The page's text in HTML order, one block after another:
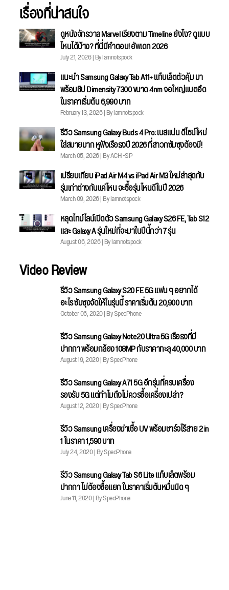
เรื่องที่น่าสนใจ
ดูหนังจักรวาล Marvel เรียงตาม Timeline ยังไง? ดูแบบ
ไหนได้บ้าง? ที่นี่มีคำตอบ! อัพเดท 2026
July 21, 2026 | By Iamnotspock
แนะนำ Samsung Galaxy Tab A11+ แท็บเล็ตตัวคุ้ม มา
พร้อมชิป Dimensity 7300 ขนาด 4nm จอใหญ่แบตอึด
ในราคาเริ่มต้น 6,990 บาท
February 13, 2026 | By Iamnotspock
รีวิว Samsung Galaxy Buds 4 Pro: เบสแน่น ดีไซน์ใหม่
ใส่สบายมาก หูฟังเรือธงปี 2026 ที่สาวกซัมซุงต้องมี!
March 05, 2026 | By ACHI-SP
เปรียบเทียบ iPad Air M4 vs iPad Air M3 ใหม่ล่าสุดกับ
รุ่นเก่าต่างกันแค่ไหน จะซื้อรุ่นไหนดีในปี 2026
March 09, 2026 | By Iamnotspock
หลุดไทม์ไลน์เปิดตัว Samsung Galaxy S26 FE, Tab S12
และ Galaxy A รุ่นใหม่ที่จะมาในปีนี้กว่า 7 รุ่น
August 06, 2026 | By Iamnotspock
Video Review
รีวิว Samsung Galaxy S20 FE 5G แฟน ๆ อยากได้
อะไร ซัมซุงจัดให้ในรุ่นนี้ ราคาเริ่มต้น 20,900 บาท
October 06, 2020 | By SpecPhone
รีวิว Samsung Galaxy Note20 Ultra 5G เรือธงที่มี
ปากกา พร้อมกล้อง 108MP กับราคาทะลุ 40,000 บาท
August 19, 2020 | By SpecPhone
รีวิว Samsung Galaxy A71 5G อีกรุ่นที่ครบเครื่อง
รองรับ 5G แต่ทำไมถึงไม่ควรซื้อเครื่องเปล่า?
August 12, 2020 | By SpecPhone
รีวิว Samsung เครื่องฆ่าเชื้อ UV พร้อมชาร์จไร้สาย 2 in
1 ในราคา 1,590 บาท
July 24, 2020 | By SpecPhone
ปากกา ไม่ต้องซื้อแยก ในราคาเริ่มต้นหมื่นนิด ๆ
June 11, 2020 | By SpecPhone